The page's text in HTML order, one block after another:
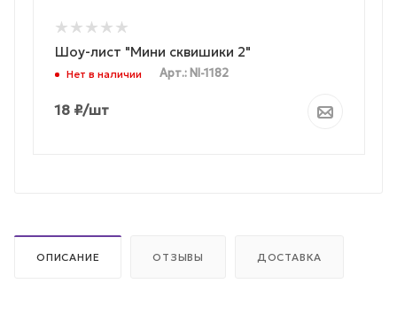
Шоу-лист "Мини сквишики 2"
Нет в наличии Арт.: NI-1182
18 ₽/шт
ОПИСАНИЕ ОТЗЫВЫ ДОСТАВКА